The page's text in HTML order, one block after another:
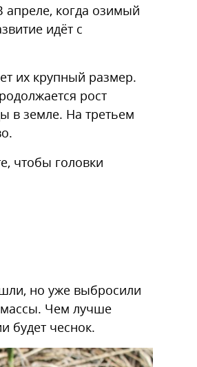
апреле, когда озимый
идёт с
их крупный размер.
рост
в земле. На третьем
чтобы головки
но уже выбросили
массы. Чем лучше
будет чеснок.